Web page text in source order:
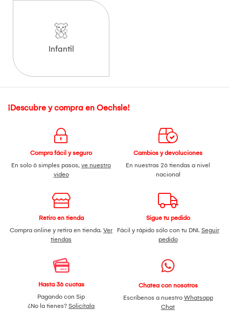
Infantil
¡Descubre y compra en Oechsle!
Compra fácil y seguro
En solo 6 simples pasos, ve nuestro
video
Cambios y devoluciones
En nuestras 26 tiendas a nivel
nacional
Retiro en tienda
Compra online y retira en tienda. Ver
tiendas
Sigue tu pedido
Fácil y rápido sólo con tu DNI. Seguir
pedido
Hasta 36 cuotas
Pagando con Sip
¿No la tienes? Solicítala
Chatea con nosotros
Escríbenos a nuestro Whatsapp
Chat